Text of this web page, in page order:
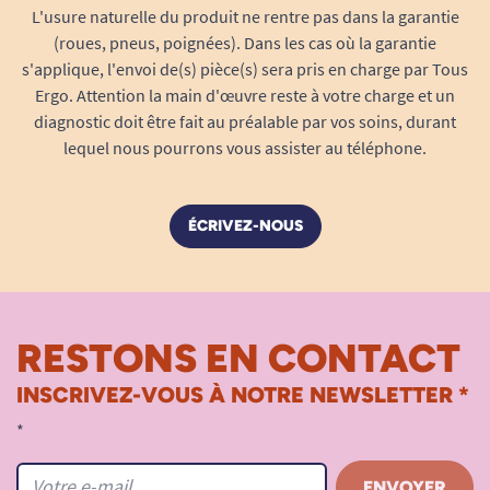
L’enfilage du slip absorbant est aussi simple
qu’un sous-vêtement classique, sans attaches
compliquées ni adhésifs. Il suffit de le glisser
comme un pantalon. En cas de change, des
coutures latérales déchirablesont été prévues :
l’ôter facilement, même en position allongée ou
Facilite grandement la tâche pour les
dignité et le respect de l’utilisateur.
Format discret sous les vêtements ; pas de
bruit ni de volume gênant pour préserver la
professionnelle.
L'usure naturelle du produit ne rentre pas dans la garantie
(roues, pneus, poignées). Dans les cas où la garantie
s'applique, l'envoi de(s) pièce(s) sera pris en charge par Tous
Ergo. Attention la main d'œuvre reste à votre charge et un
diagnostic doit être fait au préalable par vos soins, durant
lequel nous pourrons vous assister au téléphone.
ÉCRIVEZ-NOUS
RESTONS EN CONTACT
INSCRIVEZ-VOUS À NOTRE NEWSLETTER *
*